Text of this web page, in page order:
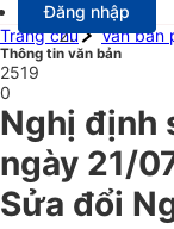
Đăng nhập
Trang chủ
Văn bản
Thông tin văn bản
2519
0
Nghị định
ngày 21/
Sửa đổi